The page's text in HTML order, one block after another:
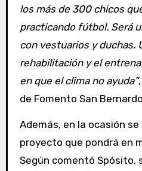
los más de 300 chicos
practicando fútbol. Será
con vestuarios y duchas.
rehabilitación y el
en que el clima no ayuda”
de Fomento San
Además, en la ocasión
proyecto que pondrá en
Según comentó Spósito,